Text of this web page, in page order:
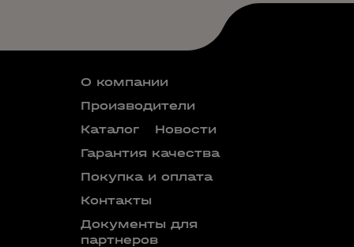
О компании
Производители
Каталог
Новости
Гарантия качества
Покупка и оплата
Контакты
Документы для
партнеров